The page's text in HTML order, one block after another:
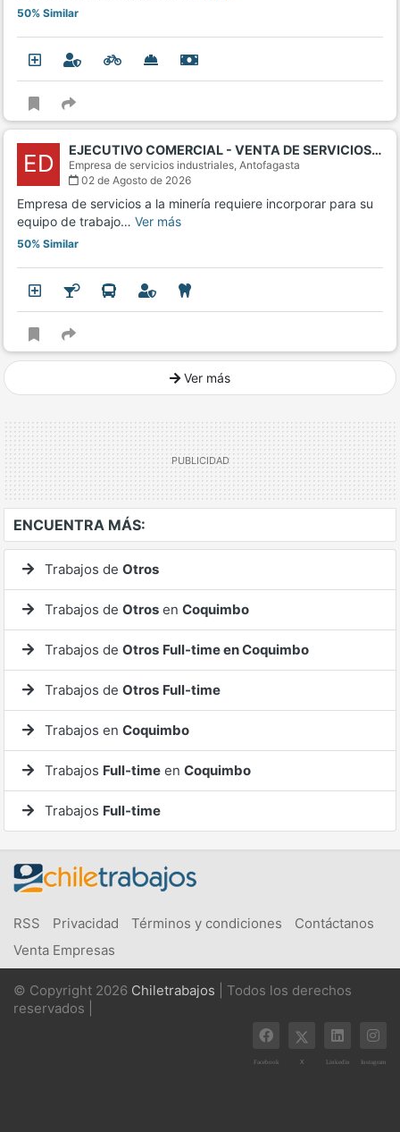
50% Similar
ED EJECUTIVO COMERCIAL - VENTA DE SERVICIOS…
Empresa de servicios industriales, Antofagasta
02 de Agosto de 2026
Empresa de servicios a la minería requiere incorporar para su
equipo de trabajo… Ver más
50% Similar
Ver más
ENCUENTRA MÁS:
Trabajos de Otros
Trabajos de Otros en Coquimbo
Trabajos de Otros Full-time en Coquimbo
Trabajos de Otros Full-time
Trabajos en Coquimbo
Trabajos Full-time en Coquimbo
Trabajos Full-time
RSS Privacidad Términos y condiciones
Contáctanos
Venta Empresas
© Copyright 2026 Chiletrabajos | Todos los derechos
reservados |
Facebook X Linkedin Instagram